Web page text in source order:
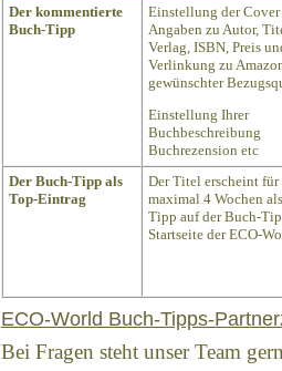
Der kommentierte
Buch-Tipp
Einstellung der
Angaben zu Autor,
Verlag, ISBN, Preis
Verlinkung zu
gewünschter
Einstellung Ihrer
Buchbeschreibung
Buchrezension etc
Der Buch-Tipp als
Top-Eintrag
Der Titel erscheint für
maximal 4 Wochen
Tipp auf der Buch-
Startseite der ECO-
ECO-World Buch-Tipps-
Bei Fragen steht unser Team